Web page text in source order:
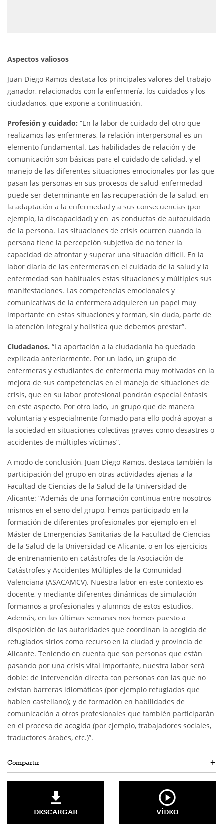
Aspectos valiosos
Juan Diego Ramos destaca los principales valores del trabajo
ganador, relacionados con la enfermería, los cuidados y los
ciudadanos, que expone a continuación.
Profesión y cuidado: “En la labor de cuidado del otro que
realizamos las enfermeras, la relación interpersonal es un
elemento fundamental. Las habilidades de relación y de
comunicación son básicas para el cuidado de calidad, y el
manejo de las diferentes situaciones emocionales por las que
pasan las personas en sus procesos de salud-enfermedad
puede ser determinante en las recuperación de la salud, en
la adaptación a la enfermedad y a sus consecuencias (por
ejemplo, la discapacidad) y en las conductas de autocuidado
de la persona. Las situaciones de crisis ocurren cuando la
persona tiene la percepción subjetiva de no tener la
capacidad de afrontar y superar una situación difícil. En la
labor diaria de las enfermeras en el cuidado de la salud y la
enfermedad son habituales estas situaciones y múltiples sus
manifestaciones. Las competencias emocionales y
comunicativas de la enfermera adquieren un papel muy
importante en estas situaciones y forman, sin duda, parte de
la atención integral y holística que debemos prestar”.
Ciudadanos. “La aportación a la ciudadanía ha quedado
explicada anteriormente. Por un lado, un grupo de
enfermeras y estudiantes de enfermería muy motivados en la
mejora de sus competencias en el manejo de situaciones de
crisis, que en su labor profesional pondrán especial énfasis
en este aspecto. Por otro lado, un grupo que de manera
voluntaria y especialmente formado para ello podrá apoyar a
la sociedad en situaciones colectivas graves como desastres o
accidentes de múltiples víctimas”.
A modo de conclusión, Juan Diego Ramos, destaca también la
participación del grupo en otras actividades ajenas a la
Facultad de Ciencias de la Salud de la Universidad de
Alicante: “Además de una formación continua entre nosotros
mismos en el seno del grupo, hemos participado en la
formación de diferentes profesionales por ejemplo en el
Máster de Emergencias Sanitarias de la Facultad de Ciencias
de la Salud de la Universidad de Alicante, o en los ejercicios
de entrenamiento en catástrofes de la Asociación de
Catástrofes y Accidentes Múltiples de la Comunidad
Valenciana (ASACAMCV). Nuestra labor en este contexto es
docente, y mediante diferentes dinámicas de simulación
formamos a profesionales y alumnos de estos estudios.
Además, en las últimas semanas nos hemos puesto a
disposición de las autoridades que coordinan la acogida de
refugiados sirios como recurso en la ciudad y provincia de
Alicante. Teniendo en cuenta que son personas que están
pasando por una crisis vital importante, nuestra labor será
doble: de intervención directa con personas con las que no
existan barreras idiomáticas (por ejemplo refugiados que
hablen castellano); y de formación en habilidades de
comunicación a otros profesionales que también participarán
en el proceso de acogida (por ejemplo, trabajadores sociales,
traductores árabes, etc.)”.
Compartir +
DESCARGAR VÍDEO